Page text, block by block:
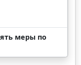
меры по